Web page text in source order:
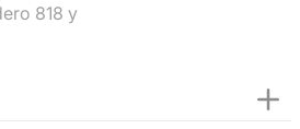
818 y